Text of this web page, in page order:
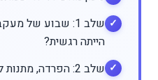
שלב 1: שבוע של
הייתה רגשית?
שלב 2: הפרדה, מתנות לפי הזדמנות, לא לפי רגע